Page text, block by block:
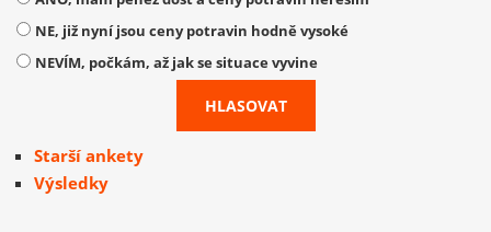
NE, již nyní jsou ceny potravin hodně vysoké
NEVÍM, počkám, až jak se situace vyvine
Starší ankety
Výsledky